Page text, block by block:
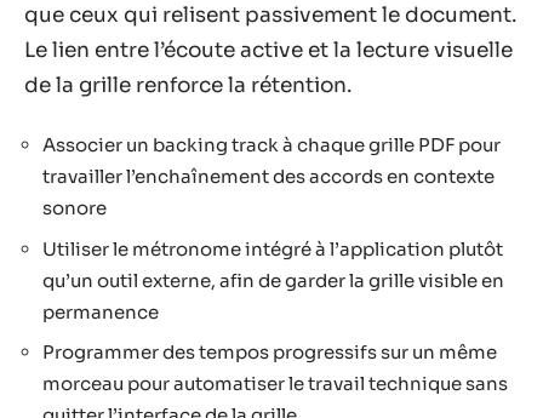
que ceux qui relisent passivement le document.
Le lien entre l’écoute active et la lecture visuelle
de la grille renforce la rétention.
Associer un backing track à chaque grille PDF pour
travailler l’enchaînement des accords en contexte
sonore
Utiliser le métronome intégré à l’application plutôt
qu’un outil externe, afin de garder la grille visible en
permanence
Programmer des tempos progressifs sur un même
morceau pour automatiser le travail technique sans